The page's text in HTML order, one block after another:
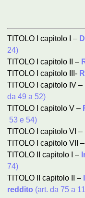
TITOLO I capitolo I –
24)
TITOLO I capitolo II –
TITOLO I capitolo III-
TITOLO I capitolo IV –
da 49 a 52)
TITOLO I capitolo V –
53 e 54)
TITOLO I capitolo VI –
TITOLO I capitolo VII –
TITOLO II capitolo I –
74)
TITOLO II capitolo II –
reddito (art. da 75 a